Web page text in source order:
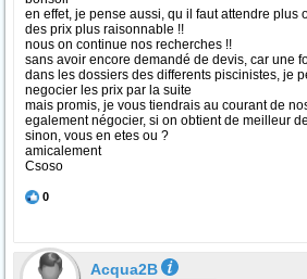
en effet, je pense aussi, qu il faut attendre plus
des prix plus raisonnable !!
nous on continue nos recherches !!
sans avoir encore demandé de devis, car une
dans les dossiers des differents piscinistes, je
negocier les prix par la suite
mais promis, je vous tiendrais au courant de
egalement négocier, si on obtient de meilleur
sinon, vous en etes ou ?
amicalement
Csoso
0
Acqua2B